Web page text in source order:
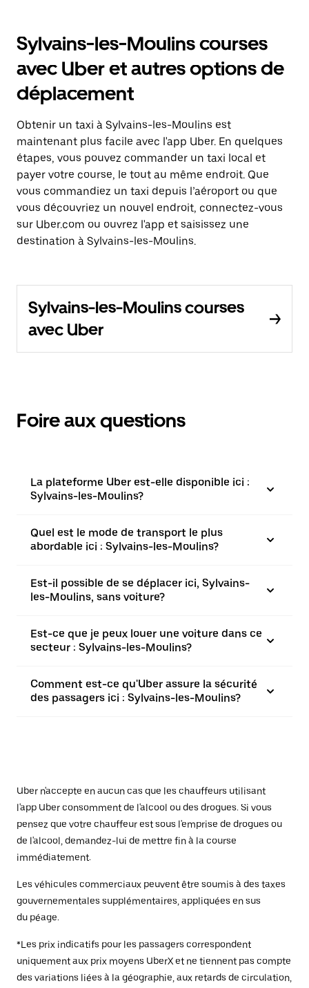
Sylvains-les-Moulins courses
avec Uber et autres options de
déplacement
Obtenir un taxi à Sylvains-les-Moulins est
maintenant plus facile avec l'app Uber. En quelques
étapes, vous pouvez commander un taxi local et
payer votre course, le tout au même endroit. Que
vous commandiez un taxi depuis l’aéroport ou que
vous découvriez un nouvel endroit, connectez-vous
sur Uber.com ou ouvrez l'app et saisissez une
destination à Sylvains-les-Moulins.
Sylvains-les-Moulins courses
avec Uber
Foire aux questions
La plateforme Uber est-elle disponible ici :
Sylvains-les-Moulins?
Quel est le mode de transport le plus
abordable ici : Sylvains-les-Moulins?
Est-il possible de se déplacer ici, Sylvains-
les-Moulins, sans voiture?
Est-ce que je peux louer une voiture dans ce
secteur : Sylvains-les-Moulins?
Comment est-ce qu'Uber assure la sécurité
des passagers ici : Sylvains-les-Moulins?
Uber n'accepte en aucun cas que les chauffeurs utilisant
l'app Uber consomment de l'alcool ou des drogues. Si vous
pensez que votre chauffeur est sous l'emprise de drogues ou
de l'alcool, demandez-lui de mettre fin à la course
immédiatement.
Les véhicules commerciaux peuvent être soumis à des taxes
gouvernementales supplémentaires, appliquées en sus
du péage.
*Les prix indicatifs pour les passagers correspondent
uniquement aux prix moyens UberX et ne tiennent pas compte
des variations liées à la géographie, aux retards de circulation,